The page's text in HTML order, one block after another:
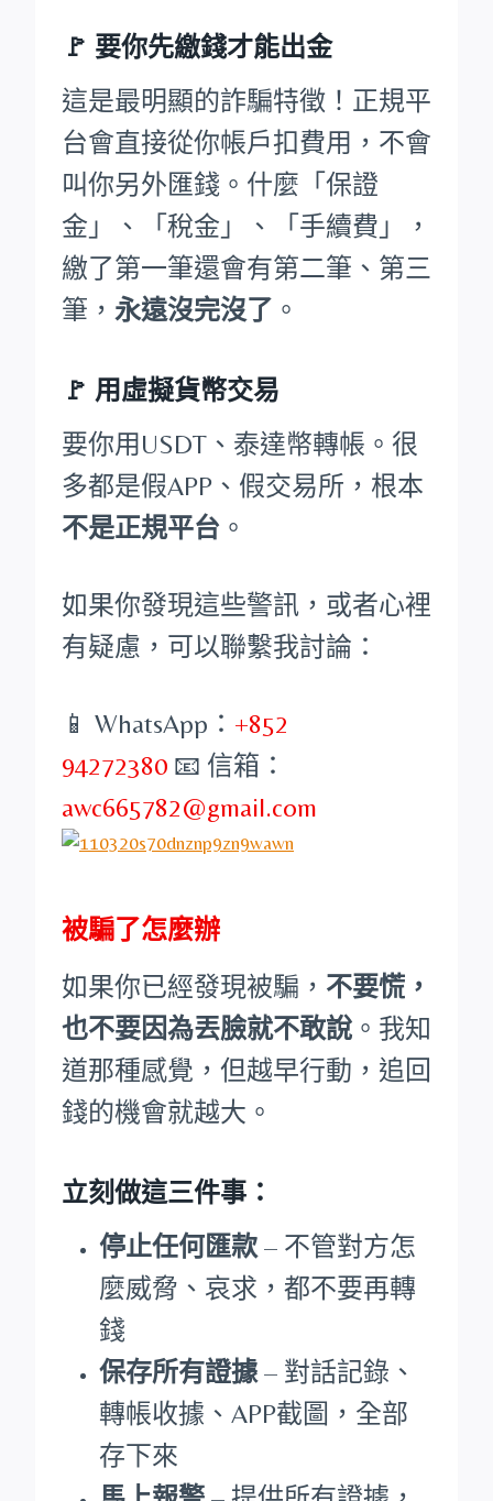
🚩 要你先繳錢才能出金
這是最明顯的詐騙特徵！正規平
台會直接從你帳戶扣費用，不會
叫你另外匯錢。什麼「保證
金」、「稅金」、「手續費」，
繳了第一筆還會有第二筆、第三
筆， 永遠沒完沒了 。
🚩 用虛擬貨幣交易
要你用USDT、泰達幣轉帳。很
多都是假APP、假交易所，根本
不是正規平台 。
如果你發現這些警訊，或者心裡
有疑慮，可以聯繫我討論：
📱 WhatsApp： +852
94272380 📧 信箱：
awc665782@gmail.com
被騙了怎麼辦
如果你已經發現被騙， 不要慌，
也不要因為丟臉就不敢說 。我知
道那種感覺，但越早行動，追回
錢的機會就越大。
立刻做這三件事：
停止任何匯款 – 不管對方怎
麼威脅、哀求，都不要再轉
錢
保存所有證據 – 對話記錄、
轉帳收據、APP截圖，全部
存下來